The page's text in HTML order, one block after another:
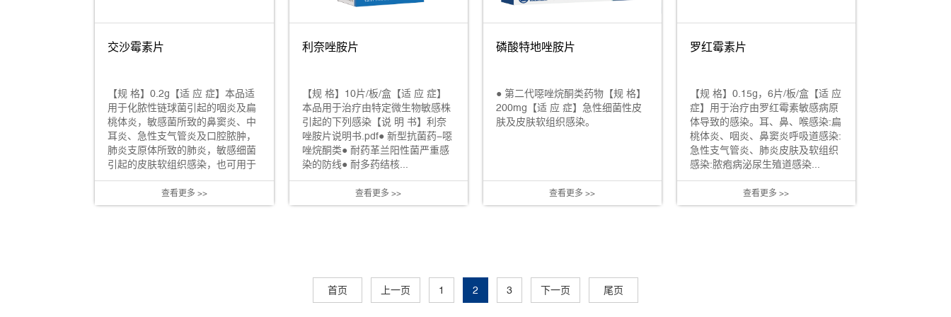
交沙霉素片
【规 格】0.2g【适 应 症】本品适
用于化脓性链球菌引起的咽炎及扁
桃体炎，敏感菌所致的鼻窦炎、中
耳炎、急性支气管炎及口腔脓肿，
肺炎支原体所致的肺炎，敏感细菌
引起的皮肤软组织感染，也可用于
对青...
查看更多 >>
利奈唑胺片
【规 格】10片/板/盒【适 应 症】
本品用于治疗由特定微生物敏感株
引起的下列感染【说 明 书】利奈
唑胺片说明书.pdf● 新型抗菌药-噁
唑烷酮类● 耐药革兰阳性菌严重感
染的防线● 耐多药结核...
查看更多 >>
磷酸特地唑胺片
● 第二代噁唑烷酮类药物【规 格】
200mg【适 应 症】急性细菌性皮
肤及皮肤软组织感染。
查看更多 >>
罗红霉素片
【规 格】0.15g，6片/板/盒【适 应
症】用于治疗由罗红霉素敏感病原
体导致的感染。耳、鼻、喉感染:扁
桃体炎、咽炎、鼻窦炎呼吸道感染:
急性支气管炎、肺炎皮肤及软组织
感染:脓疱病泌尿生殖道感染...
查看更多 >>
首页 上一页 1 2 3 下一页 尾页